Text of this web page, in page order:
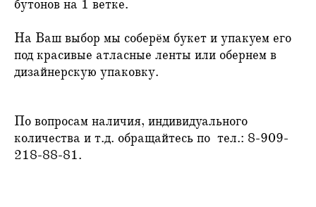
бутонов на 1 ветке.
На Ваш выбор мы соберём букет и упакуем его
под красивые атласные ленты или обернем в
дизайнерскую упаковку.
По вопросам наличия, индивидуального
количества и т.д. обращайтесь по тел.: 8-909-
218-88-81.